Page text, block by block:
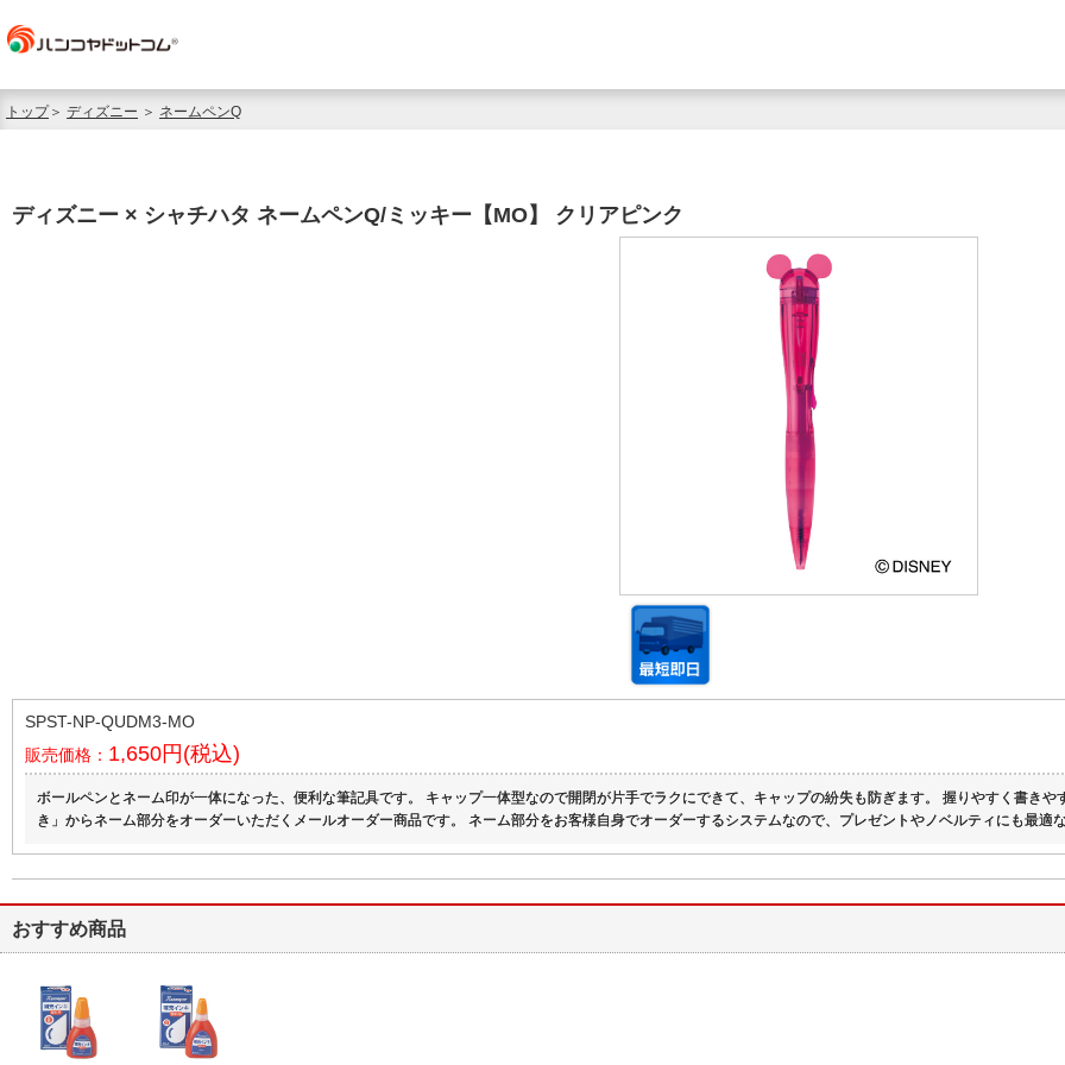
トップ＞ ディズニー ＞ ネームペンQ
ディズニー × シャチハタ ネームペンQ/ミッキー【MO】 クリアピンク
SPST-NP-QUDM3-MO
販売価格： 1,650円(税込)
ボールペンとネーム印が一体になった、便利な筆記具です。 キャップ一体型なので開閉が片手でラクにできて、キャップの紛失も防ぎます。 握りやすく書き
き」からネーム部分をオーダーいただくメールオーダー商品です。 ネーム部分をお客様自身でオーダーするシステムなので、プレゼントやノベルティにも最適
おすすめ商品